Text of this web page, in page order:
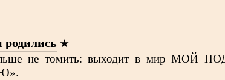
не томить: выходит в мир МОЙ